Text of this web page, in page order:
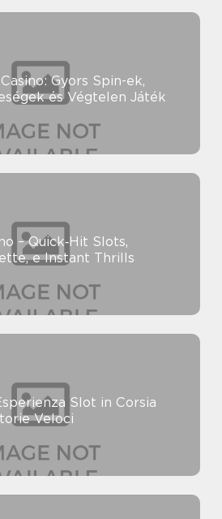
Gyors Spin-ek,
és Végtelen Játék
– Quick‑Hit Slots,
e Instant Thrills
Slot in Corsia
Veloci